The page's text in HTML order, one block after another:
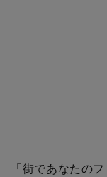
「街であなたの